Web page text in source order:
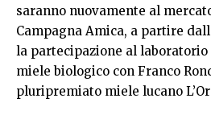
saranno nuovamente al
Campagna Amica, a partire
la partecipazione al
miele biologico con Franco
pluripremiato miele lucano